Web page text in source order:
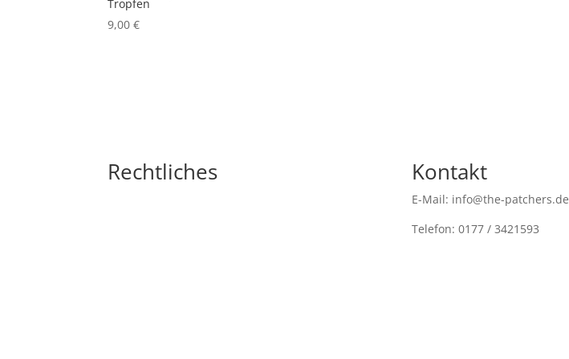
Tropfen
9,00€
Rechtliches Kontakt
E-Mail: info@the-patchers.de
Telefon: 0177 / 3421593